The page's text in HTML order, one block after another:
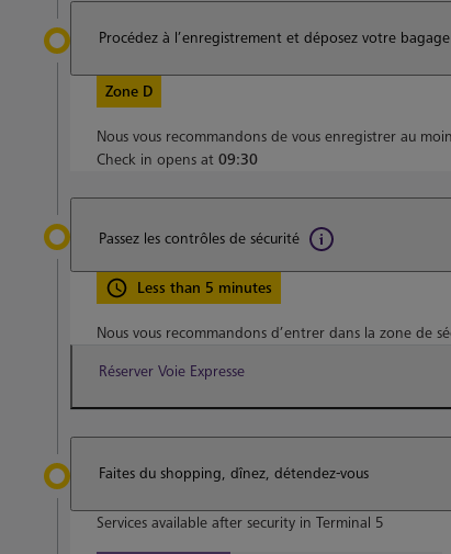
Procédez à l’enregistrement et déposez votre bagage
Zone D
Nous vous recommandons de vous enregistrer au
Check in opens at 09:30
Passez les contrôles de sécurité
Less than 5 minutes
Nous vous recommandons d’entrer dans la zone de
Réserver Voie Expresse
Faites du shopping, dînez, détendez-vous
Services available after security in Terminal 5